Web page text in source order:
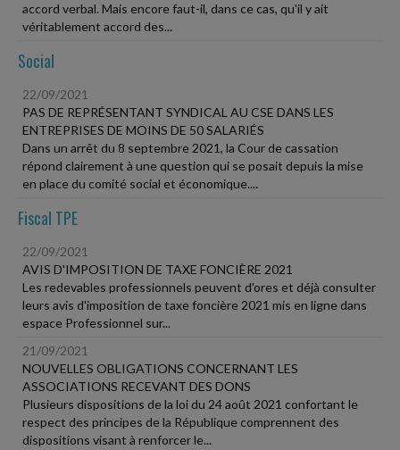
accord verbal. Mais encore faut-il, dans ce cas, qu'il y ait
véritablement accord des...
Social
22/09/2021
PAS DE REPRÉSENTANT SYNDICAL AU CSE DANS LES
ENTREPRISES DE MOINS DE 50 SALARIÉS
Dans un arrêt du 8 septembre 2021, la Cour de cassation
répond clairement à une question qui se posait depuis la mise
en place du comité social et économique....
Fiscal TPE
22/09/2021
AVIS D'IMPOSITION DE TAXE FONCIÈRE 2021
Les redevables professionnels peuvent d'ores et déjà consulter
leurs avis d'imposition de taxe foncière 2021 mis en ligne dans
espace Professionnel sur...
21/09/2021
NOUVELLES OBLIGATIONS CONCERNANT LES
ASSOCIATIONS RECEVANT DES DONS
Plusieurs dispositions de la loi du 24 août 2021 confortant le
respect des principes de la République comprennent des
dispositions visant à renforcer le...